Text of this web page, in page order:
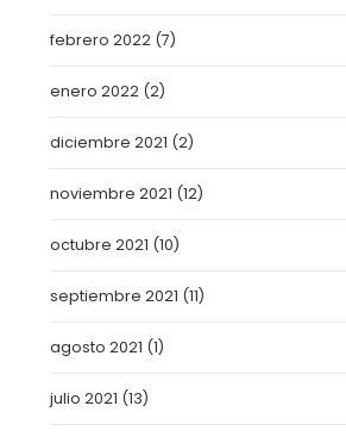
febrero 2022 (7)
enero 2022 (2)
diciembre 2021 (2)
noviembre 2021 (12)
octubre 2021 (10)
septiembre 2021 (11)
agosto 2021 (1)
julio 2021 (13)